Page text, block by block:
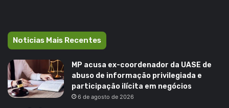
Noticias Mais Recentes
MP acusa ex-coordenador da UASE de
abuso de informação privilegiada e
participação ilícita em negócios
6 de agosto de 2026